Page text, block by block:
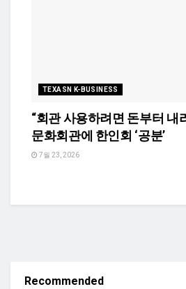
TEXASN K-BUSINESS
“회관 사용하려면 돈부터 내
문화회관에 한인회 ‘공분’
7월 23, 2026
Recommended